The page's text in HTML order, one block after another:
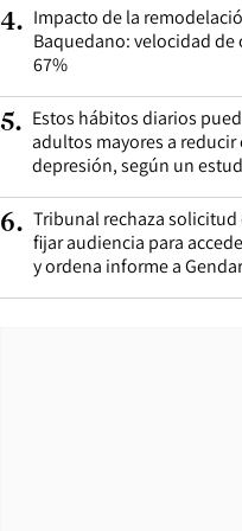
4. Impacto de la
Baquedano: velocidad de
67%
5. Estos hábitos diarios
adultos mayores a
depresión, según un
6. Tribunal rechaza solicitud
fijar audiencia para
y ordena informe a